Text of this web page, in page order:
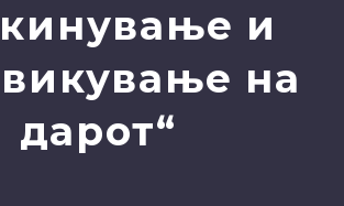
и
на
дарот“